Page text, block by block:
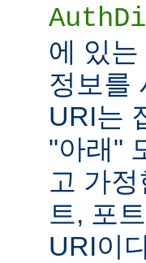
에 있는
정보를
URI는
"아래"
고 가
트, 포
URI이